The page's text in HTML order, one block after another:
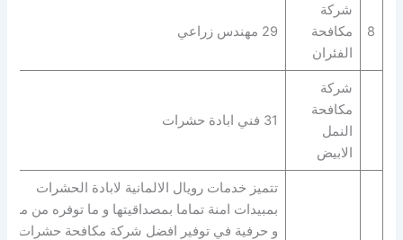
8
شركة
مكافحة
الفئران
29 مهندس زراعي
شركة
مكافحة
النمل
الابيض
31 فني ابادة حشرات
تتميز خدمات رويال الالمانية لابادة الحشرات
بمبيدات امنة تماما بمصداقيتها و ما توفره من
و حرفية في توفير افضل شركة مكافحة حشرات